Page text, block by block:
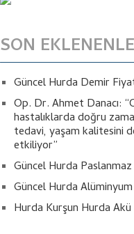
SON
Güncel Hurda Demir
Op. Dr. Ahmet Danacı:
hastalıklarda doğru
tedavi, yaşam kalitesini
etkiliyor”
Güncel Hurda
Güncel Hurda
Hurda Kurşun Hurda